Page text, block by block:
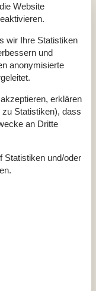
Website
wir Ihre Statistiken
und
anonymisierte
erklären
Statistiken), dass
an Dritte
Statistiken und/oder